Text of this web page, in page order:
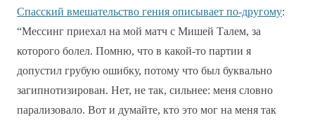
Спасский вмешательство гения описывает по-другому:
“Мессинг приехал на мой матч с Мишей Талем, за
которого болел. Помню, что в какой-то партии я
допустил грубую ошибку, потому что был буквально
загипнотизирован. Нет, не так, сильнее: меня словно
парализовало. Вот и думайте, кто это мог на меня так